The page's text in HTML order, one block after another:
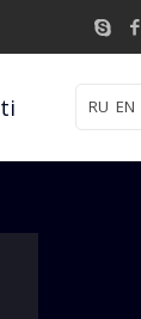
RU EN